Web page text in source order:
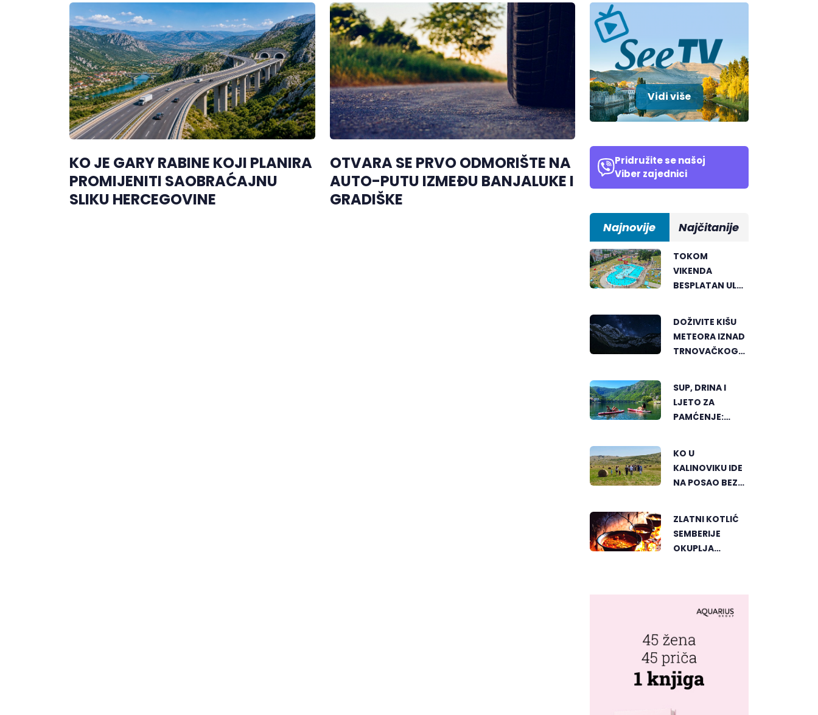
KO JE GARY RABINE KOJI PLANIRA
PROMIJENITI SAOBRAĆAJNU
SLIKU HERCEGOVINE
OTVARA SE PRVO ODMORIŠTE NA
AUTO-PUTU IZMEĐU BANJALUKE I
GRADIŠKE
Vidi više
Pridružite se našoj
Viber zajednici
Najnovije Najčitanije
TOKOM
VIKENDA
BESPLATAN ULAZ
DOŽIVITE KIŠU
METEORA IZNAD
TRNOVAČKOG
SUP, DRINA I
LJETO ZA
PAMĆENJE:
VIŠEGRADA
KO U
KALINOVIKU IDE
NA POSAO BEZ
ZLATNI KOTLIĆ
SEMBERIJE
OKUPLJA
PAPRIKAŠA U
DVOROVIMA